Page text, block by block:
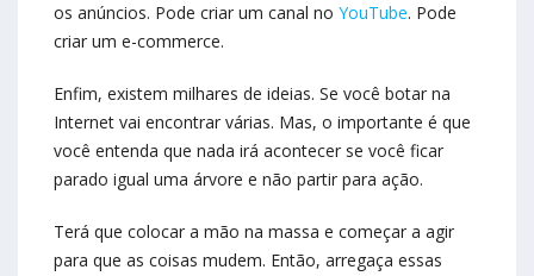
os anúncios. Pode criar um canal no YouTube. Pode
criar um e-commerce.
Enfim, existem milhares de ideias. Se você botar na
Internet vai encontrar várias. Mas, o importante é que
você entenda que nada irá acontecer se você ficar
parado igual uma árvore e não partir para ação.
Terá que colocar a mão na massa e começar a agir
para que as coisas mudem. Então, arregaça essas